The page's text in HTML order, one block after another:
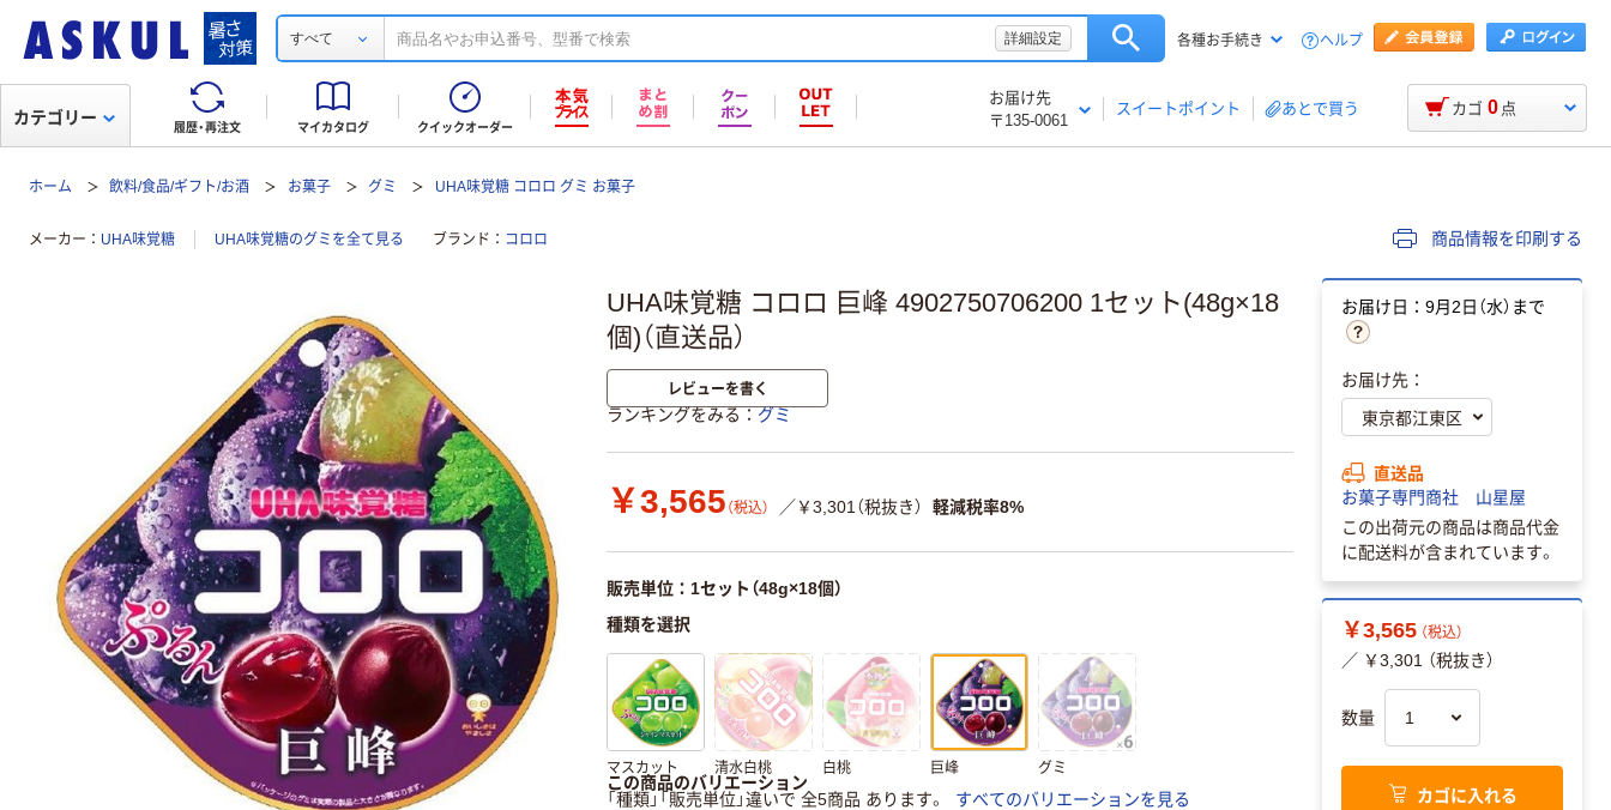
すべて 詳細設定 各種お手続き ヘルプ
履歴・再注文 マイカタログ クイックオーダー
お届け先
〒135-0061
スイートポイント あとで買う
カテゴリー カゴ 0 点
ホーム 飲料/食品/ギフト/お酒 お菓子 グミ UHA味覚糖 コロロ グミ お菓子
メーカー UHA味覚糖 UHA味覚糖のグミを全て見る ブランド コロロ 商品情報を印刷する
UHA味覚糖 コロロ 巨峰 4902750706200 1セット(48g×18
個)（直送品）
レビューを書く
ランキングをみる グミ
￥3,565 （税込） ／￥3,301（税抜き） 軽減税率8%
販売単位：1セット（48g×18個）
種類を選択
マスカット 清水白桃 白桃 巨峰 グミ
この商品のバリエーション
「種類」「販売単位」違いで 全5商品 あります。
すべてのバリエーションを見る
お届け日：9月2日（水）まで
お届け先：
直送品
お菓子専門商社 山星屋
この出荷元の商品は商品代金
に配送料が含まれています。
￥3,565 （税込）
／ ￥3,301 （税抜き）
数量
カゴに入れる